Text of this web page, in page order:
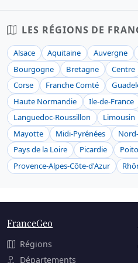
LES RÉGIONS DE
Alsace Aquitaine Auvergne
Bourgogne
Bretagne Centre
Corse
Franche Comté
Haute Normandie
Ile-de-France
Languedoc-Roussillon
Limousin
Mayotte
Midi-Pyrénées
Pays de la Loire
Picardie
Provence-Alpes-Côte-d'Azur
FranceGeo
Régions
Départements